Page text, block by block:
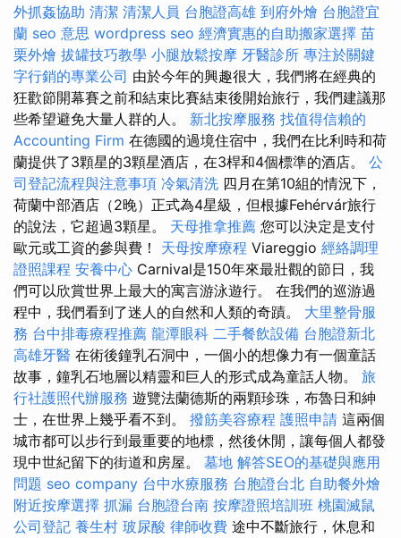
外抓姦協助 清潔 清潔人員 台胞證高雄 到府外燴 台胞證宜
蘭 seo 意思 wordpress seo 經濟實惠的自助搬家選擇 苗
栗外燴 拔罐技巧教學 小腿放鬆按摩 牙醫診所 專注於關鍵
字行銷的專業公司 由於今年的興趣很大，我們將在經典的
狂歡節開幕賽之前和結束比賽結束後開始旅行，我們建議那
些希望避免大量人群的人。 新北按摩服務 找值得信賴的
Accounting Firm 在德國的過境住宿中，我們在比利時和荷
蘭提供了3顆星的3顆星酒店，在3桿和4個標準的酒店。 公
司登記流程與注意事項 冷氣清洗 四月在第10組的情況下，
荷蘭中部酒店（2晚）正式為4星級，但根據Fehérvár旅行
的說法，它超過3顆星。 天母推拿推薦 您可以決定是支付
歐元或工資的參與費！ 天母按摩療程 Viareggio 經絡調理
證照課程 安養中心 Carnival是150年來最壯觀的節日，我
們可以欣賞世界上最大的寓言游泳遊行。 在我們的巡游過
程中，我們看到了迷人的自然和人類的奇蹟。 大里整骨服
務 台中排毒療程推薦 龍潭眼科 二手餐飲設備 台胞證新北
高雄牙醫 在術後鐘乳石洞中，一個小的想像力有一個童話
故事，鐘乳石地層以精靈和巨人的形式成為童話人物。 旅
行社護照代辦服務 遊覽法蘭德斯的兩顆珍珠，布魯日和紳
士，在世界上幾乎看不到。 撥筋美容療程 護照申請 這兩個
城市都可以步行到最重要的地標，然後休閒，讓每個人都發
現中世紀留下的街道和房屋。 墓地 解答SEO的基礎與應用
問題 seo company 台中水療服務 台胞證台北 自助餐外燴
附近按摩選擇 抓漏 台胞證台南 按摩證照培訓班 桃園滅鼠
公司登記 養生村 玻尿酸 律師收費 途中不斷旅行，休息和